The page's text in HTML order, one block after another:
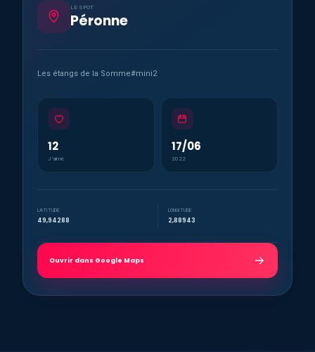
LE SPOT
Péronne
Les étangs de la Somme#mini2
12
J’aime
17/06
2022
LATITUDE
49,94288
LONGITUDE
2,88943
Ouvrir dans Google Maps